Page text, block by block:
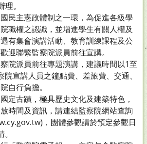
。
民主憲政體制之一環，為促進各級學
職權之認識，並增進學生有關人權及
有集會演講活動、教育訓練課程及公
迎聯繫監察院派員前往宣講。
院派員前往專題演講，建議時間以1至
宣講人員之鐘點費、差旅費、交通、
自行負擔。
定古蹟，極具歷史文化及建築特色，
時間及資訊，請連結監察院網站查詢
，團體參觀請於預定參觀日